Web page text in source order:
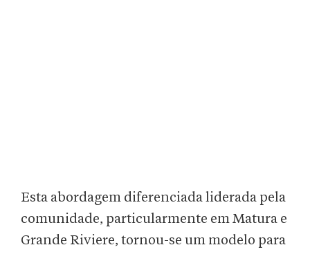
Esta abordagem diferenciada liderada pela
comunidade, particularmente em Matura e
Grande Riviere, tornou-se um modelo para